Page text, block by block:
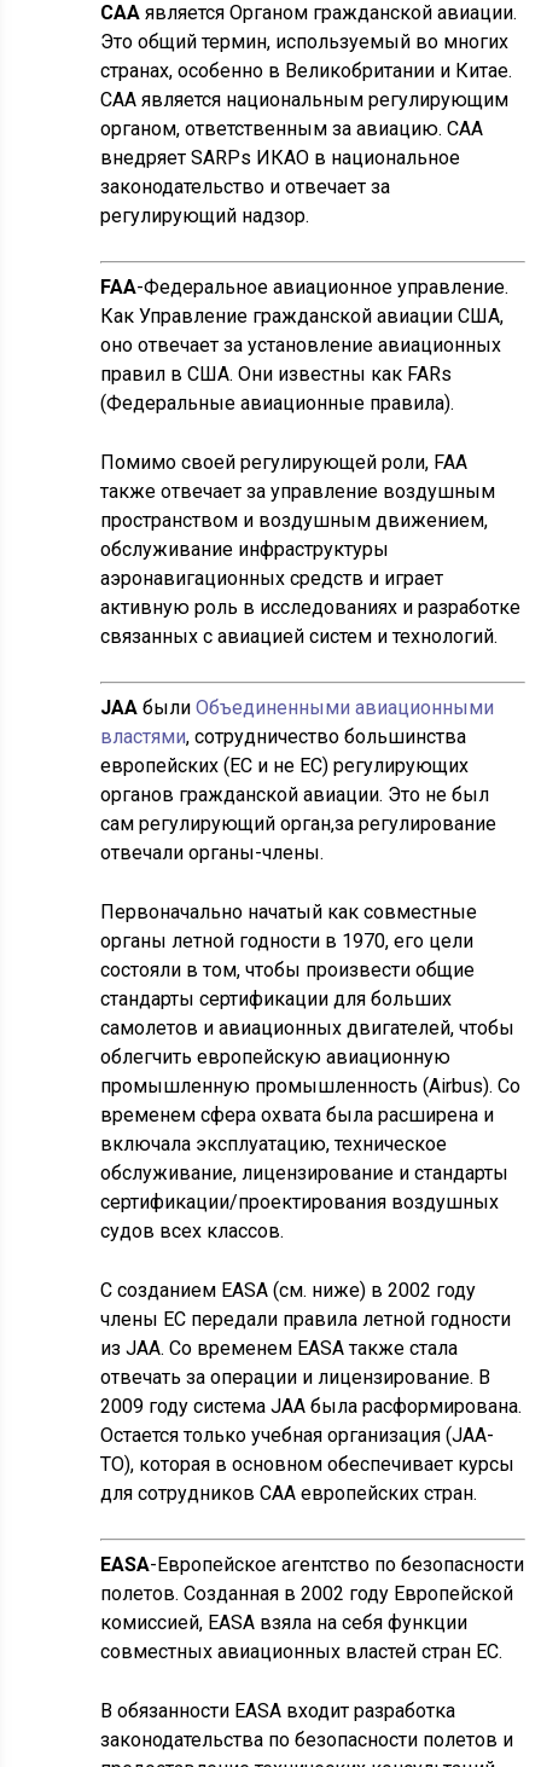
СААявляется Органом гражданской авиации.
Это общий термин, используемый во многих
странах, особенно в Великобритании и Китае.
CAA является национальным регулирующим
органом, ответственным за авиацию. CAA
внедряет SARPs ИКАО в национальное
законодательство и отвечает за
регулирующий надзор.
FAA-Федеральное авиационное управление.
Как Управление гражданской авиации США,
оно отвечает за установление авиационных
правил в США. Они известны как FARs
(Федеральные авиационные правила).
Помимо своей регулирующей роли, FAA
также отвечает за управление воздушным
пространством и воздушным движением,
обслуживание инфраструктуры
аэронавигационных средств и играет
активную роль в исследованиях и разработке
связанных с авиацией систем и технологий.
JAAбылиОбъединенными авиационными
властями, сотрудничество большинства
европейских (ЕС и не ЕС) регулирующих
органов гражданской авиации. Это не был
сам регулирующий орган,за регулирование
отвечали органы-члены.
Первоначально начатый как совместные
органы летной годности в 1970, его цели
состояли в том, чтобы произвести общие
стандарты сертификации для больших
самолетов и авиационных двигателей, чтобы
облегчить европейскую авиационную
промышленную промышленность (Airbus). Со
временем сфера охвата была расширена и
включала эксплуатацию, техническое
обслуживание, лицензирование и стандарты
сертификации/проектирования воздушных
судов всех классов.
С созданием EASA (см. ниже) в 2002 году
члены ЕС передали правила летной годности
из JAA. Со временем EASA также стала
отвечать за операции и лицензирование. В
2009 году система JAA была расформирована.
Остается только учебная организация (JAA-
TO), которая в основном обеспечивает курсы
для сотрудников САА европейских стран.
EASA-Европейское агентство по безопасности
полетов. Созданная в 2002 году Европейской
комиссией, EASA взяла на себя функции
совместных авиационных властей стран ЕС.
В обязанности EASA входит разработка
законодательства по безопасности полетов и